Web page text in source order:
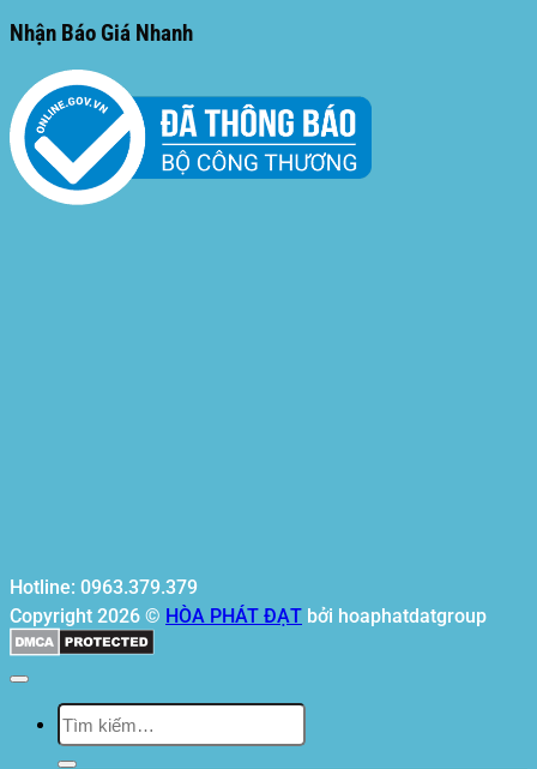
Nhận Báo Giá Nhanh
Hotline: 0963.379.379
Copyright 2026 © HÒA PHÁT ĐẠT bởi hoaphatdatgroup
Tìm
kiếm: